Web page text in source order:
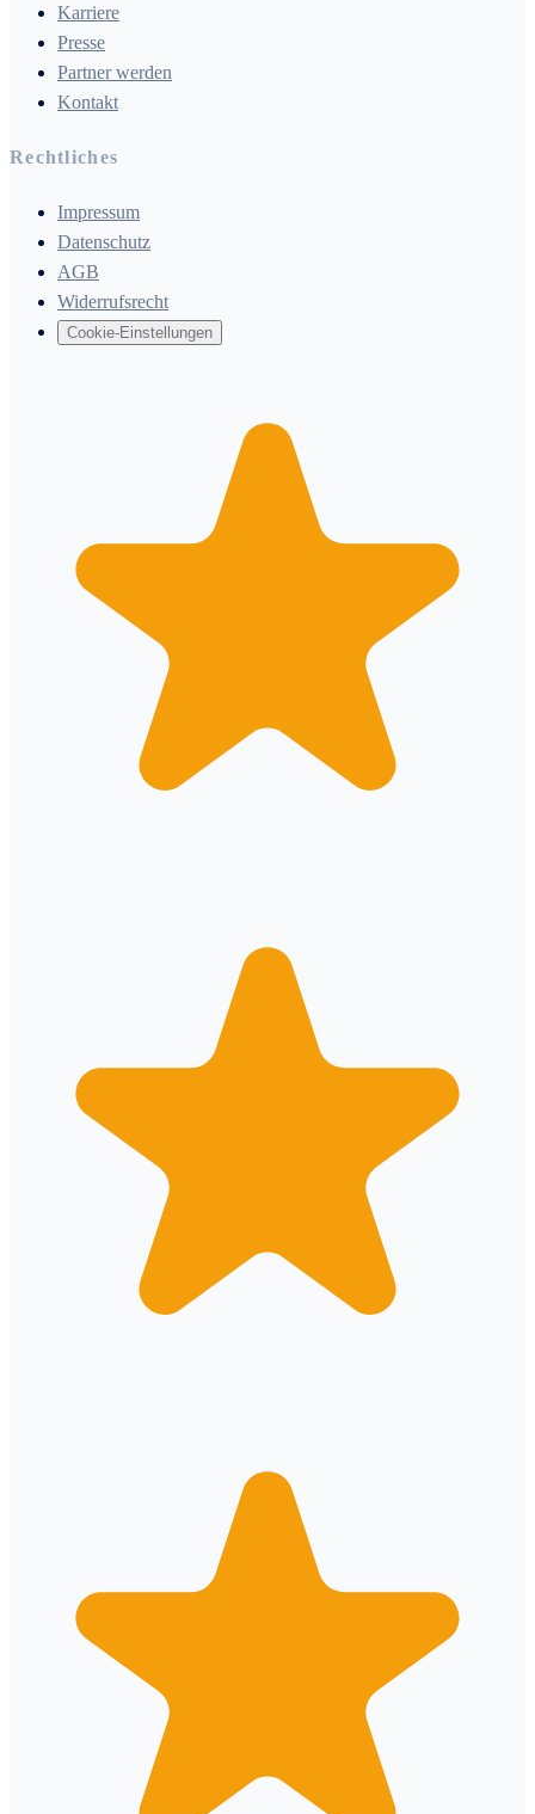
Karriere
Presse
Partner werden
Kontakt
Rechtliches
Impressum
Datenschutz
AGB
Widerrufsrecht
Cookie-Einstellungen